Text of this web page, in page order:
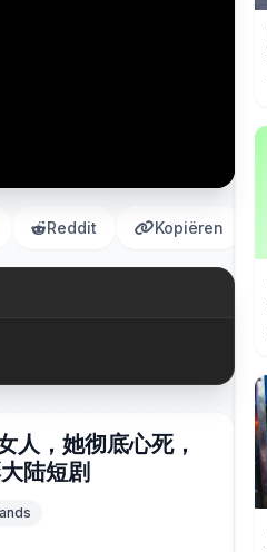
Reddit Kopiëren
人，她彻底心死，
陆短剧